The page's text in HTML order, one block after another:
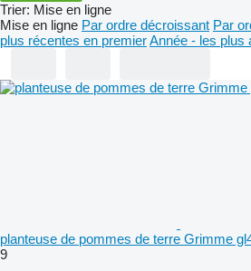
Trier: Mise en ligne
Mise en ligne Par ordre décroissant Par
plus récentes en premierAnnée - les plus
planteuse de pommes de terre Grimme
9